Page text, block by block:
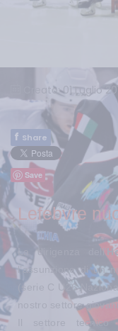
Creato: 01 Luglio
f Share
Save
Lefebvre
La dirigenza dell’
l’assunzione di un
(serie C U26
nostro settore
Il settore tecnico